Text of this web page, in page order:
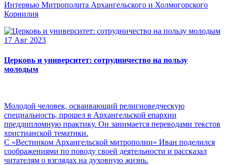
Интервью Митрополита Архангельского и Холмогорского
Корнилия
17 Авг 2023
Церковь и университет: сотрудничество на пользу
молодым
Молодой человек, осваивающий религиоведческую
специальность, прошел в Архангельской епархии
преддипломную практику. Он занимается переводами текстов
христианской тематики.
С «Вестником Архангельской митрополии» Иван поделился
соображениями по поводу своей деятельности и рассказал
читателям о взглядах на духовную жизнь.